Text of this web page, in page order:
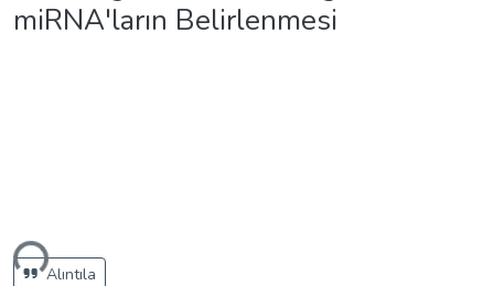
miRNA'ların Belirlenmesi
Alıntıla